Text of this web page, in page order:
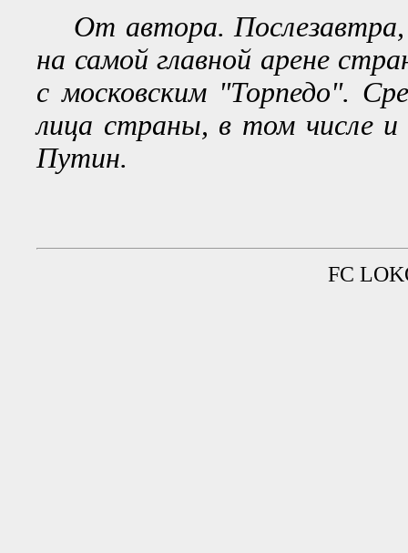
От автора. Послезавтра,
на самой главной арене
с московским "Торпедо".
лица страны, в том числе и
Путин.
FC